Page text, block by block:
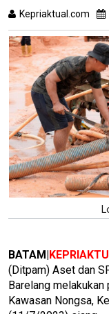
Kepriaktual.com
BATAM|
(Ditpam) Aset dan
Barelang
Kawasan Nongsa,